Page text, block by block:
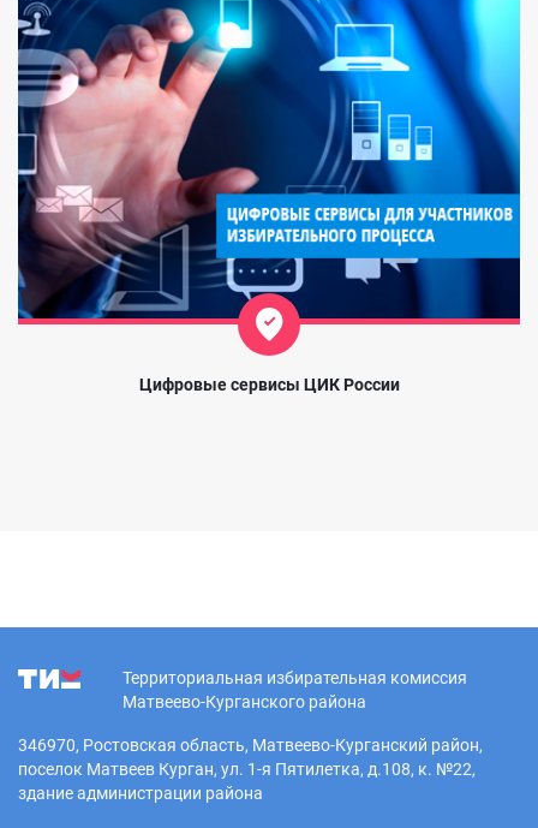
Цифровые сервисы ЦИК России
Территориальная избирательная комиссия
Матвеево-Курганского района
346970, Ростовская область, Матвеево-Курганский район,
поселок Матвеев Курган, ул. 1-я Пятилетка, д.108, к. №22,
здание администрации района